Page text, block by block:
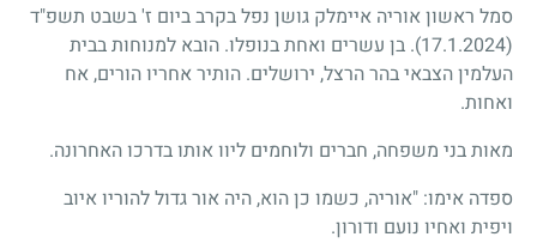
סמל ראשון אוריה איימלק גושן נפל בקרב ביום ז' בשבט תשפ"ד
(17.1.2024)
. בן עשרים ואחת בנופלו. הובא למנוחות בבית
העלמין הצבאי בהר הרצל, ירושלים. הותיר אחריו הורים, אח
ואחות.
מאות בני משפחה, חברים ולוחמים ליוו אותו בדרכו האחרונה.
ספדה אימו: "אוריה, כשמו כן הוא, היה אור גדול להוריו איוב
ויפית ואחיו נועם ודורון.